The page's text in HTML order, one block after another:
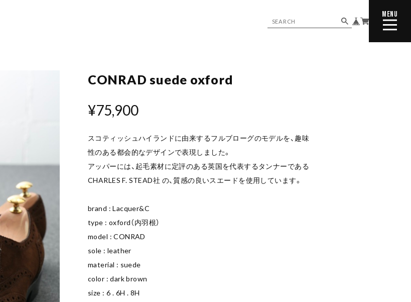
MENU
CLOSE
CONRAD suede oxford
¥75,900
スコティッシュハイランドに由来するフルブローグのモデルを、趣味
性のある都会的なデザインで表現しました。
アッパーには、起毛素材に定評のある英国を代表するタンナーである
CHARLES F. STEAD社 の、質感の良いスエードを使用しています。
brand : Lacquer&C
type : oxford（内羽根）
model : CONRAD
sole : leather
material : suede
color : dark brown
size : 6 . 6H . 8H